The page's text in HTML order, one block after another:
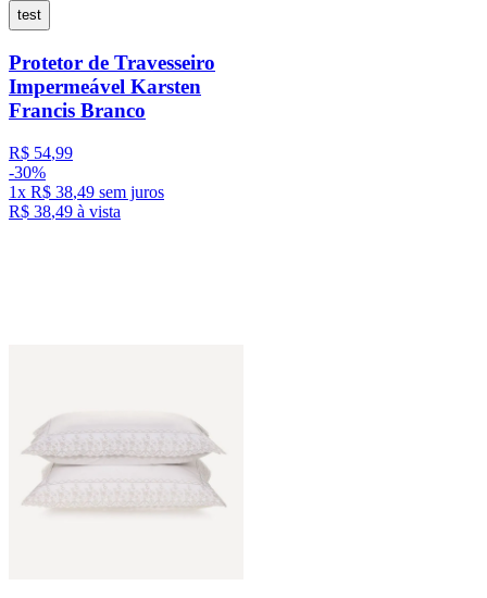
test
Protetor de Travesseiro
Impermeável Karsten
Francis Branco
R$ 54,99
-30%
1x R$ 38,49 sem juros
R$ 38,49 à vista